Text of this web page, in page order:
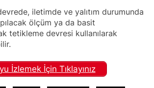
iletimde ve yalıtım durumunda
ölçüm ya da basit
tetikleme devresi kullanılarak
İzlemek İçin Tıklayınız